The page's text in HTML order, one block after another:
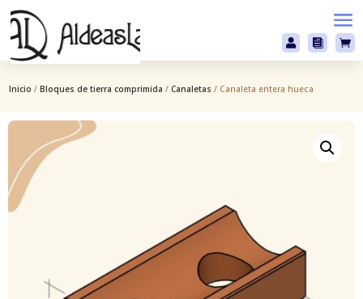
  
Inicio /Bloques de tierra comprimida /Canaletas / Canaleta entera hueca